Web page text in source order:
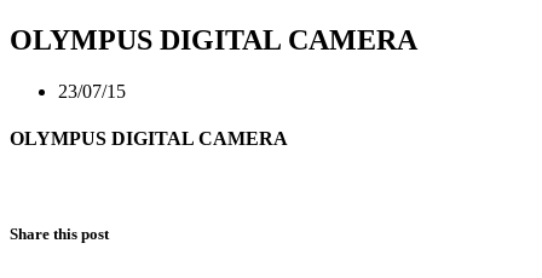
OLYMPUS DIGITAL CAMERA
23/07/15
OLYMPUS DIGITAL CAMERA
Share this post